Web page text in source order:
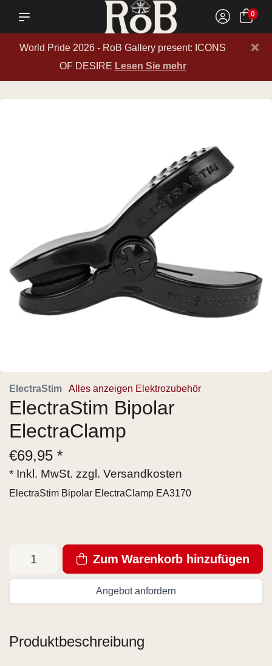
0
World Pride 2026 - RoB Gallery present: ICONS
OF DESIRE Lesen Sie mehr
×
ElectraStim Alles anzeigen Elektrozubehör
ElectraStim Bipolar
ElectraClamp
€69,95 *
* Inkl. MwSt. zzgl. Versandkosten
ElectraStim Bipolar ElectraClamp EA3170
Zum Warenkorb hinzufügen
Angebot anfordern
Produktbeschreibung